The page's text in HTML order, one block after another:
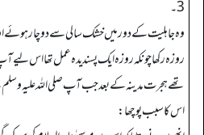
3۔
وہ جاہلیت کے دور میں خشک سالی سے دوچار ہوئے
روزہ رکھا چونکہ روزہ ایک پسندیدہ عمل تھا اس لیے
تھے ہجرت مدینہ کے بعد جب آپ صلی اللہ علیہ وسلم
اس کا سبب پوچھا: